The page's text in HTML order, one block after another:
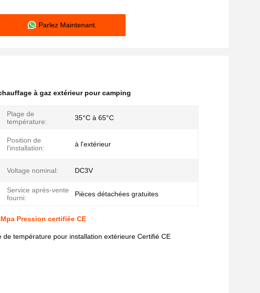
Parlez Maintenant.
à gaz extérieur pour camping
Plage de
température:
35°C à 65°C
Position de
l'installation:
à l'extérieur
Voltage nominal: DC3V
Service après-vente
fourni:
Pièces détachées gratuites
Pression certifiée CE
température pour installation extérieure Certifié CE